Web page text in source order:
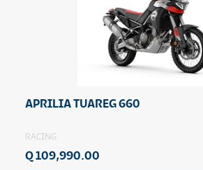
APRILIA TUAREG 660
RACING
Q 109,990.00